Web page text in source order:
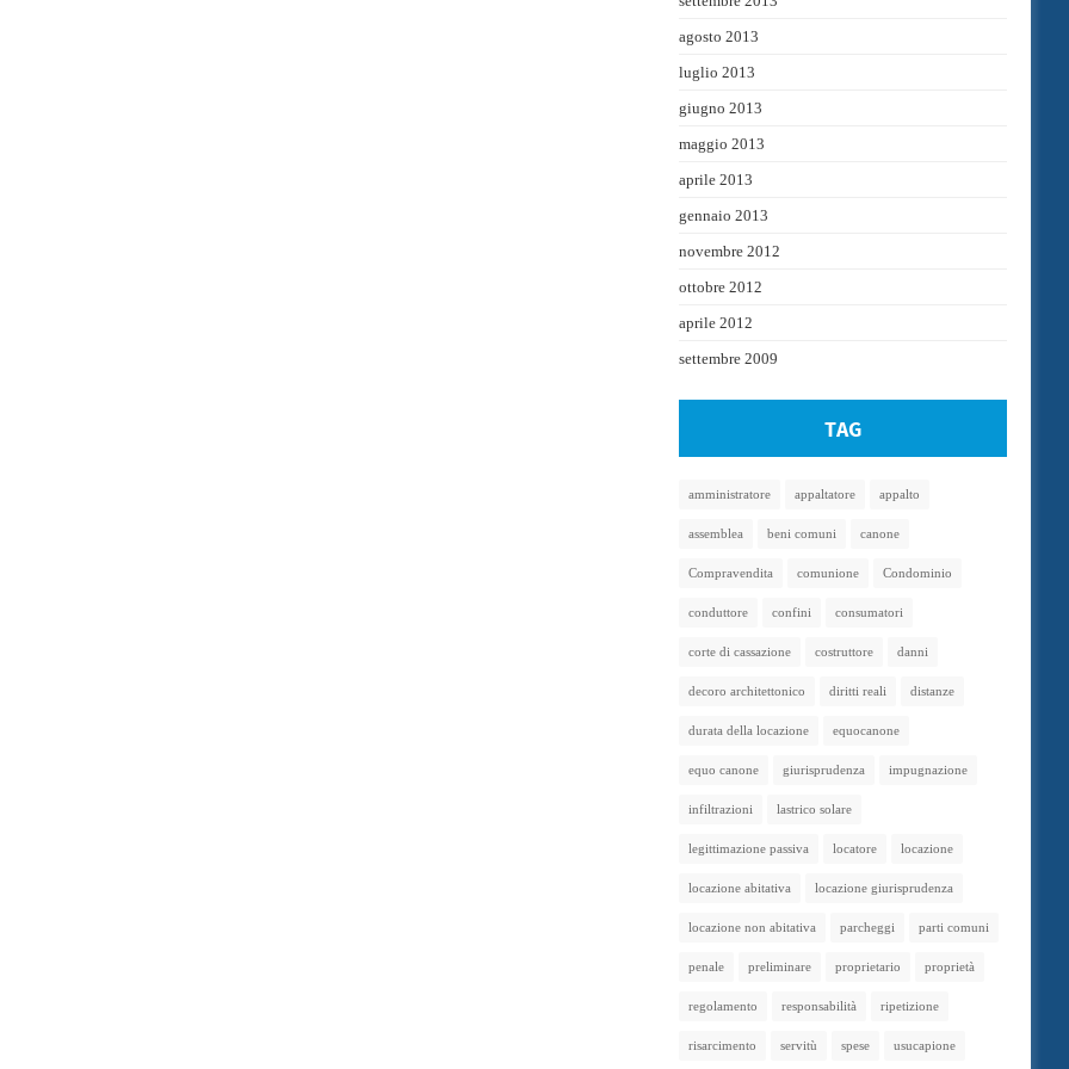
agosto 2013
luglio 2013
giugno 2013
maggio 2013
aprile 2013
gennaio 2013
novembre 2012
ottobre 2012
aprile 2012
settembre 2009
TAG
amministratore appaltatore appalto
assemblea beni comuni canone
Compravendita comunione Condominio
conduttore confini consumatori
corte di cassazione costruttore danni
decoro architettonico diritti reali distanze
durata della locazione equocanone
equo canone giurisprudenza impugnazione
infiltrazioni lastrico solare
legittimazione passiva locatore locazione
locazione abitativa locazione giurisprudenza
locazione non abitativa parcheggi parti comuni
penale preliminare proprietario proprietà
regolamento responsabilità ripetizione
risarcimento servitù spese usucapione